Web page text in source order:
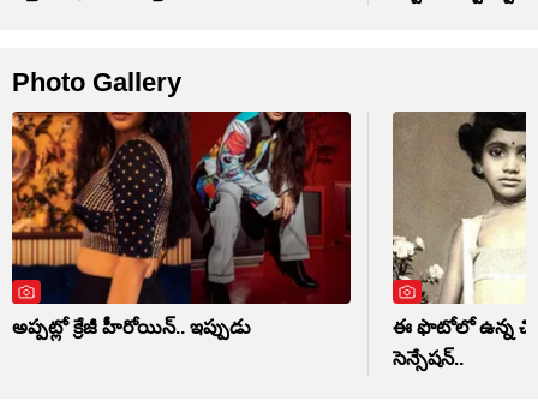
Photo Gallery
అప్పట్లో క్రేజీ హీరోయిన్.. ఇప్పుడు
ఈ ఫొటోలో ఉన్న
సెన్సేషన్..